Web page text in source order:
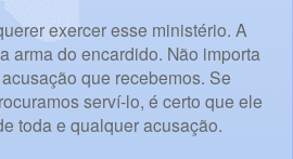
exercer esse ministério. A
arma do encardido. Não importa
que recebemos. Se
serví-lo, é certo que ele
toda e qualquer acusação.